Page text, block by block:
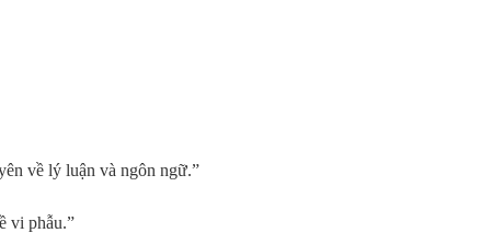
về lý luận và ngôn ngữ.”
vi phẫu.”